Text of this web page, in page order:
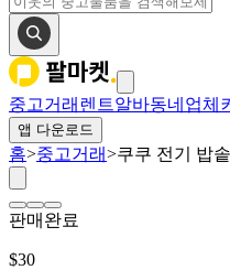
중고거래 렌트알바동네업체
앱 다운로드
홈>중고거래>쿠쿠 전기 밥솥
판매완료
$30